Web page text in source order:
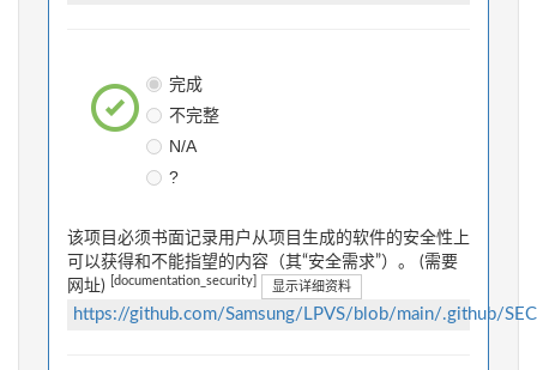
完成
不完整
N/A
?
该项目必须书面记录用户从项目生成的软件的安全性上
可以获得和不能指望的内容（其“安全需求”）。 (需要
网址)
[documentation_security] 显示详细资料
https://github.com/Samsung/LPVS/blob/main/.github/